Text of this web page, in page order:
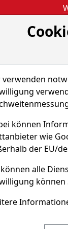
Depot
verwenden
können
wie
der EU/
können alle